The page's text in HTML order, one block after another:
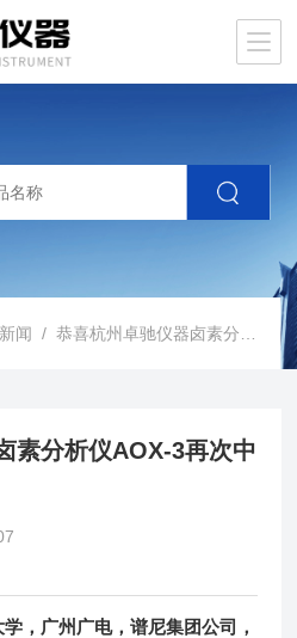
闻 / 恭喜杭州卓驰仪器卤素分析仪AOX-3再次中标
素分析仪AOX-3再次中
，广州广电，谱尼集团公司，